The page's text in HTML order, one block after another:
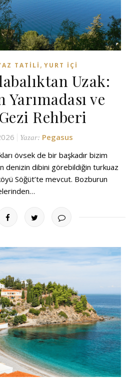
TATILI , YURT İÇI
Uzak:
ve
Rehberi
Yazar: Pegasus
övsek de bir başkadır bizim
denizin dibini görebildiğin turkuaz
Söğüt’te mevcut. Bozburun